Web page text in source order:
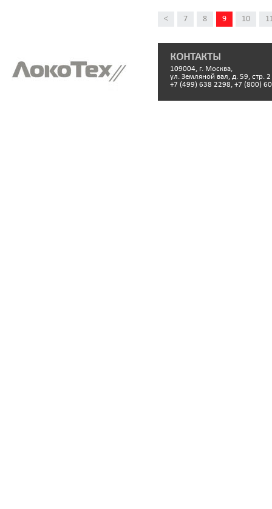
< 7 8 9 10
КОНТАКТЫ
109004, г. Москва,
ул. Земляной вал, д. 59, стр. 2
+7 (499) 638 2298, +7 (800)